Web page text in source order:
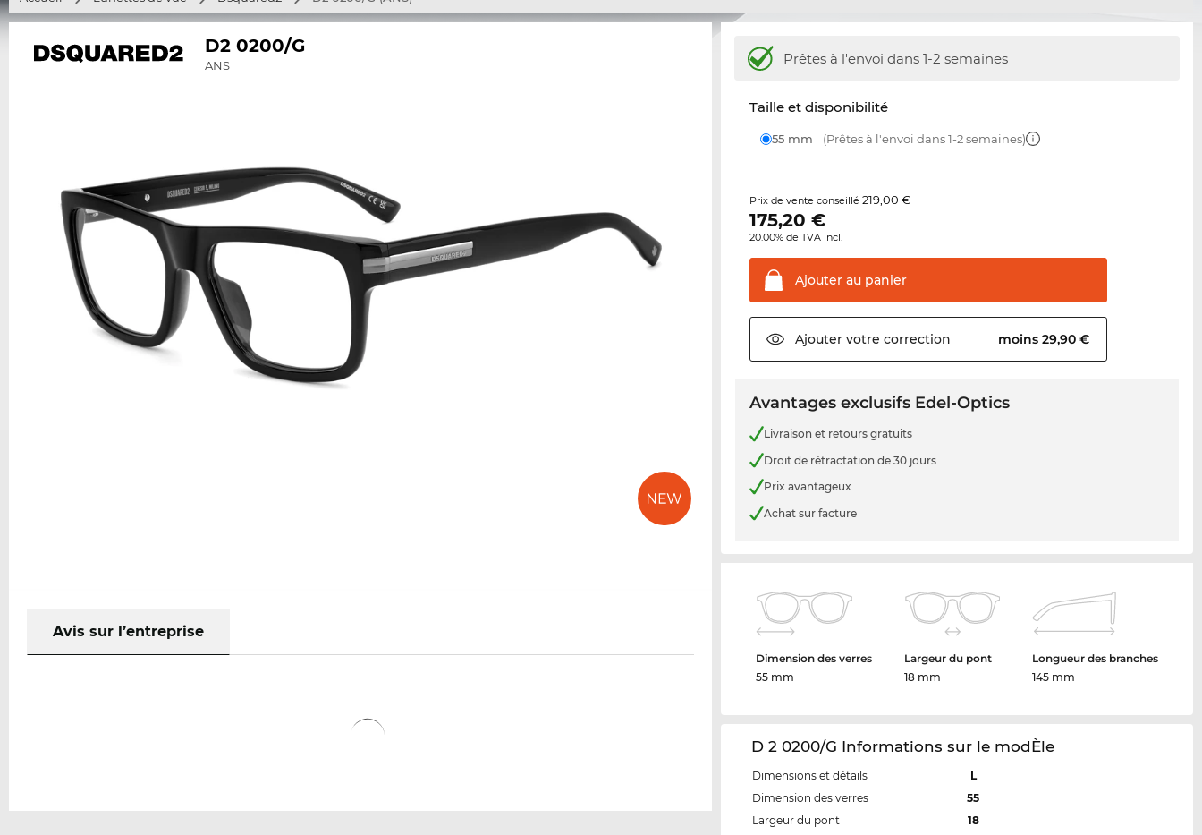
D2 0200/G
ANS
Avis sur l’entreprise
Prêtes à l'envoi dans 1-2 semaines
Taille et disponibilité
55 mm (Prêtes à l'envoi dans 1-2 semaines)
Prix de vente conseillé219,00 €
175,20 €
20.00% de TVA incl.
Ajouter au panier
Ajouter votre correction moins 29,90 €
Avantages exclusifs Edel-Optics
Livraison et retours gratuits
Droit de rétractation de 30 jours
Prix avantageux
Achat sur facture
Dimension des verres
55 mm
Largeur du pont
18 mm
Longueur des branches
145 mm
D 2 0200/G Informations sur le modÈle
Dimensions et détails
L
Dimension des verres
55
Largeur du pont
18